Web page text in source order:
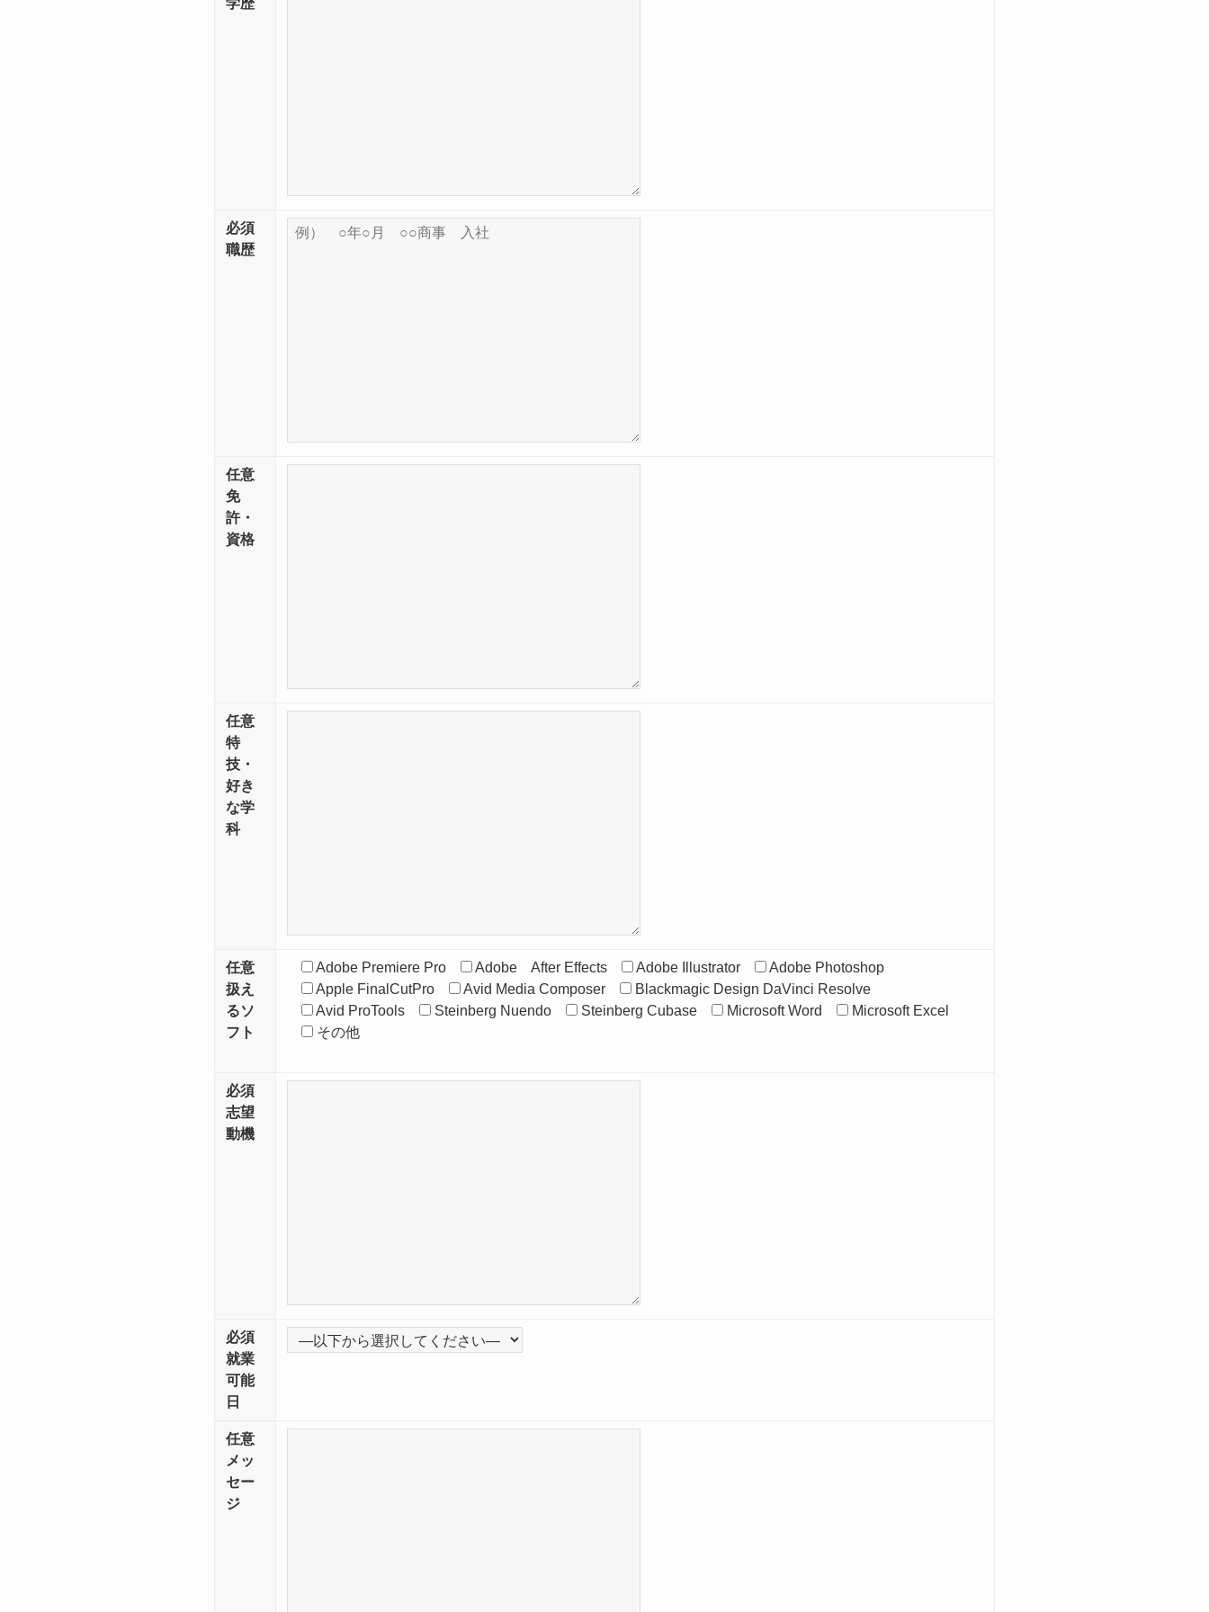
学歴
必須
職歴
任意
免
許・
資格
任意
特
技・
好き
な学
科
任意
扱え
るソ
フト
Adobe Premiere Pro Adobe After Effects Adobe Illustrator
Adobe Photoshop
Apple FinalCutPro
Avid Media Composer
Blackmagic Design DaVinci Resolve
Avid ProTools
Steinberg Nuendo Steinberg Cubase Microsoft Word
Microsoft Excel
その他
必須
志望
動機
必須
就業
可能
日
任意
メッ
セー
ジ